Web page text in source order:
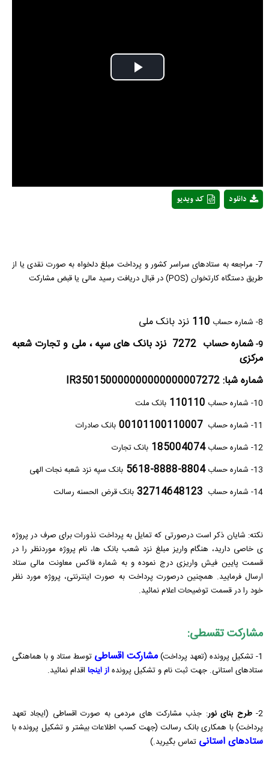
Play
کد ویدیو دانلود
7- مراجعه به ستادهای سراسر کشور و پرداخت مبلغ دلخواه به صورت نقدی یا از
طریق دستگاه کارتخوان (POS) در قبال دریافت رسید مالی یا قبض مشارکت
8- شماره حساب 110 نزد بانک ملی
9- شماره حساب 7272 نزد بانک های سپه ،
ملی و تجارت شعبه
مرکزی
شماره شبا: IR350150000000000000007272
10- شماره حساب 110110 بانک ملت
11- شماره حساب
00101100110007 بانک صادرات
12- شماره حساب
185004074 بانک تجارت
13- شماره حساب
8804-8888-5618
بانک سپه نزد شعبه نجات الهی
14- شماره حساب
32714648123 بانک قرض الحسنه رسالت
نکته: شایان ذکر است درصورتی که تمایل به پرداخت نذورات برای صرف در پروژه
ی خاصی دارید، هنگام واریز مبلغ نزد شعب بانک ها، نام پروژه موردنظر را در
قسمت پایین فیش واریزی درج نموده و به شماره فاکس معاونت مالی ستاد
ارسال فرمایید. همچنین درصورت پرداخت به صورت اینترنتی، پروژه مورد نظر
خود را در قسمت توضیحات اعلام نمائید.
مشارکت تقسطی:
1- تشکیل پرونده (تعهد پرداخت) مشارکت اقساطی توسط ستاد و با هماهنگی
ستادهای استانی. جهت ثبت نام و تشکیل پروندهاز اینجا اقدام نمائید.
2- طرح بنای نور: جذب مشارکت های مردمی به صورت اقساطی (ایجاد تعهد
پرداخت) با همکاری بانک رسالت (جهت کسب اطلاعات بیشتر و تشکیل پرونده با
ستادهای استانی تماس بگیرید.)